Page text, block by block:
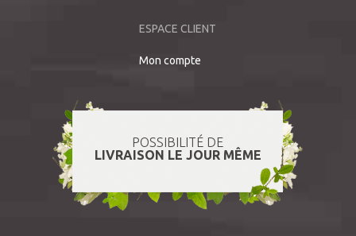
ESPACE CLIENT
Mon compte
POSSIBILITÉ DE
LIVRAISON LE JOUR MÊME